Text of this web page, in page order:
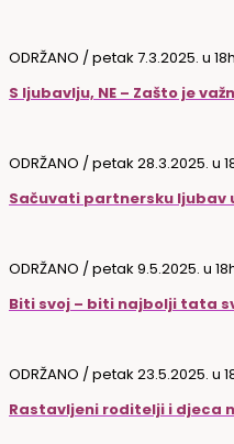
ODRŽANO / petak 7.3.2025. u 18h
S ljubavlju, NE – Zašto je
ODRŽANO / petak 28.3.2025. u
Sačuvati partnersku ljubav
ODRŽANO / petak 9.5.2025. u
Biti svoj – biti najbolji tata
ODRŽANO / petak 23.5.2025. u
Rastavljeni roditelji i djeca